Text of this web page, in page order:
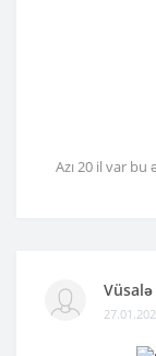
Azı 20 il var
Vüsalə